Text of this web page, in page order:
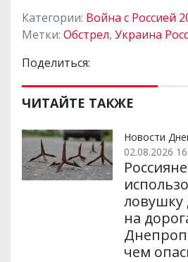
Категории: Война с Россией
Метки: Обстрел, Украина
Поделиться:
ЧИТАЙТЕ ТАКЖЕ
Новости
02.08.2026
ловушку
на
чем